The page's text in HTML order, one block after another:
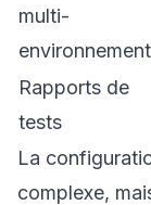
multi-
environnement
Rapports de
tests
La
complexe,